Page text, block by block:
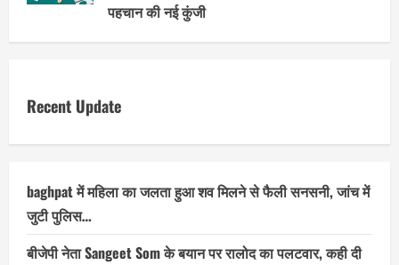
पहचान की नई कुंजी
Recent Update
baghpat में महिला का जलता हुआ शव मिलने से फैली सनसनी, जांच में
जुटी पुलिस…
बीजेपी नेता Sangeet Som के बयान पर रालोद का पलटवार, कही दी